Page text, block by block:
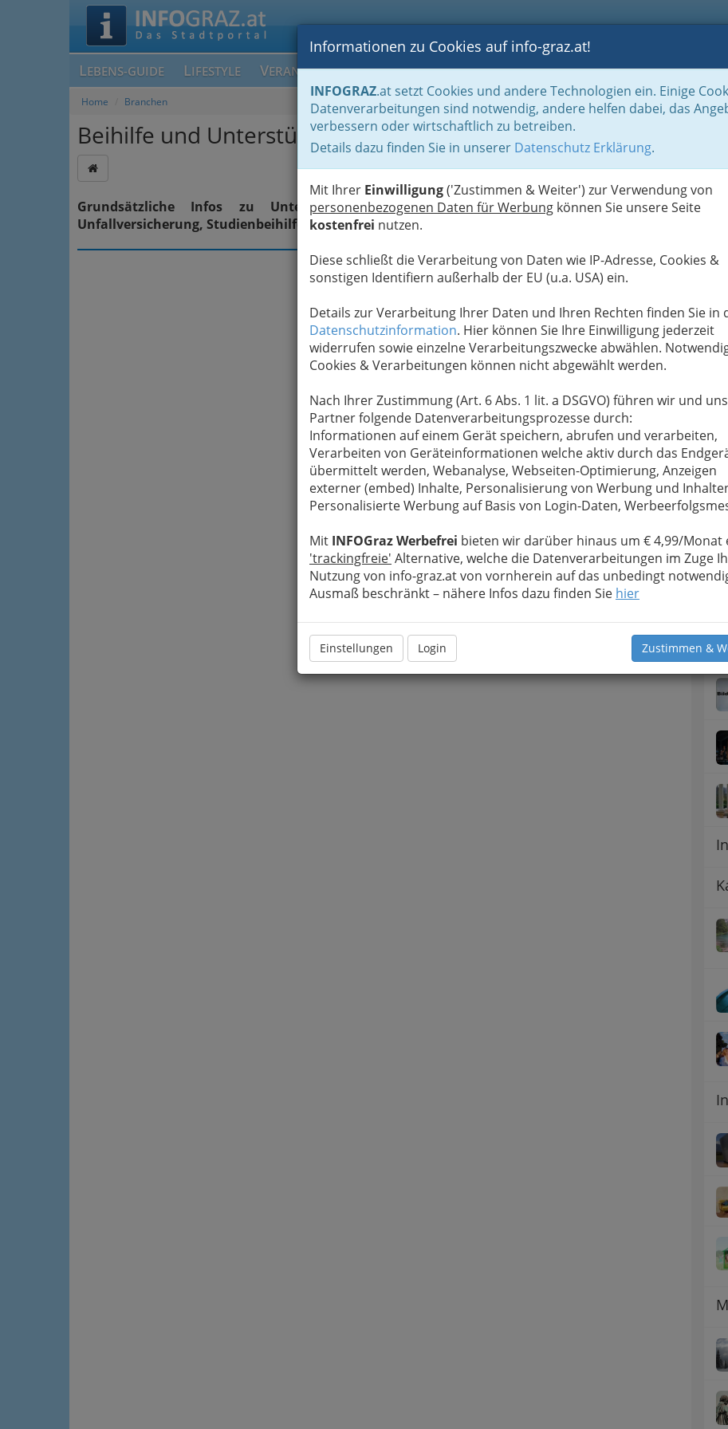
LEBENS-GUIDE LIFESTYLE VERANSTALTUNGEN BLOGS FOTOS GASTRONOMIE BRANCHEN M
Informationen zu Cookies auf info-graz.at!
INFOGRAZ.at setzt Cookies und andere Technologien ein. Einige
Datenverarbeitungen sind notwendig, andere helfen dabei, das
verbessern oder wirtschaftlich zu betreiben.
Details dazu finden Sie in unserer Datenschutz Erklärung.
Mit Ihrer Einwilligung('Zustimmen & Weiter') zur Verwendung von
personenbezogenen Daten für Werbung können Sie unsere Seite
kostenfrei nutzen.
Diese schließt die Verarbeitung von Daten wie IP-Adresse, Cookies &
sonstigen Identifiern außerhalb der EU (u.a. USA) ein.
Details zur Verarbeitung Ihrer Daten und Ihren Rechten finden Sie in
Datenschutzinformation. Hier können Sie Ihre Einwilligung jederzeit
widerrufen sowie einzelne Verarbeitungszwecke abwählen.
Cookies & Verarbeitungen können nicht abgewählt werden.
Nach Ihrer Zustimmung (Art. 6 Abs. 1 lit. a DSGVO) führen wir und
Partner folgende Datenverarbeitungsprozesse durch:
Informationen auf einem Gerät speichern, abrufen und verarbeiten,
Verarbeiten von Geräteinformationen welche aktiv durch das
übermittelt werden, Webanalyse, Webseiten-Optimierung, Anzeigen
externer (embed) Inhalte, Personalisierung von Werbung und
Personalisierte Werbung auf Basis von Login-Daten,
Mit INFOGraz Werbefrei bieten wir darüber hinaus um € 4,99/Monat
'trackingfreie' Alternative, welche die Datenverarbeitungen im Zuge
Nutzung von info-graz.at von vornherein auf das unbedingt
Ausmaß beschränkt – nähere Infos dazu finden Sie hier
Einstellungen Login Zustimmen &
Home Branchen
Beihilfe und Unterstützung
Grundsätzliche Infos zu Unterstützungen wie Familienbeihilfe, Kranken- und
Unfallversicherung, Studienbeihilfe und Förderungen.